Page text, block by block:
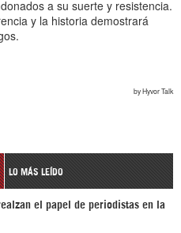
LO MÁS LEÍDO
el papel de periodistas en la